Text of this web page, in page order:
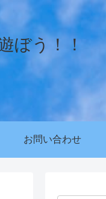
ぼう！！
お問い合わせ